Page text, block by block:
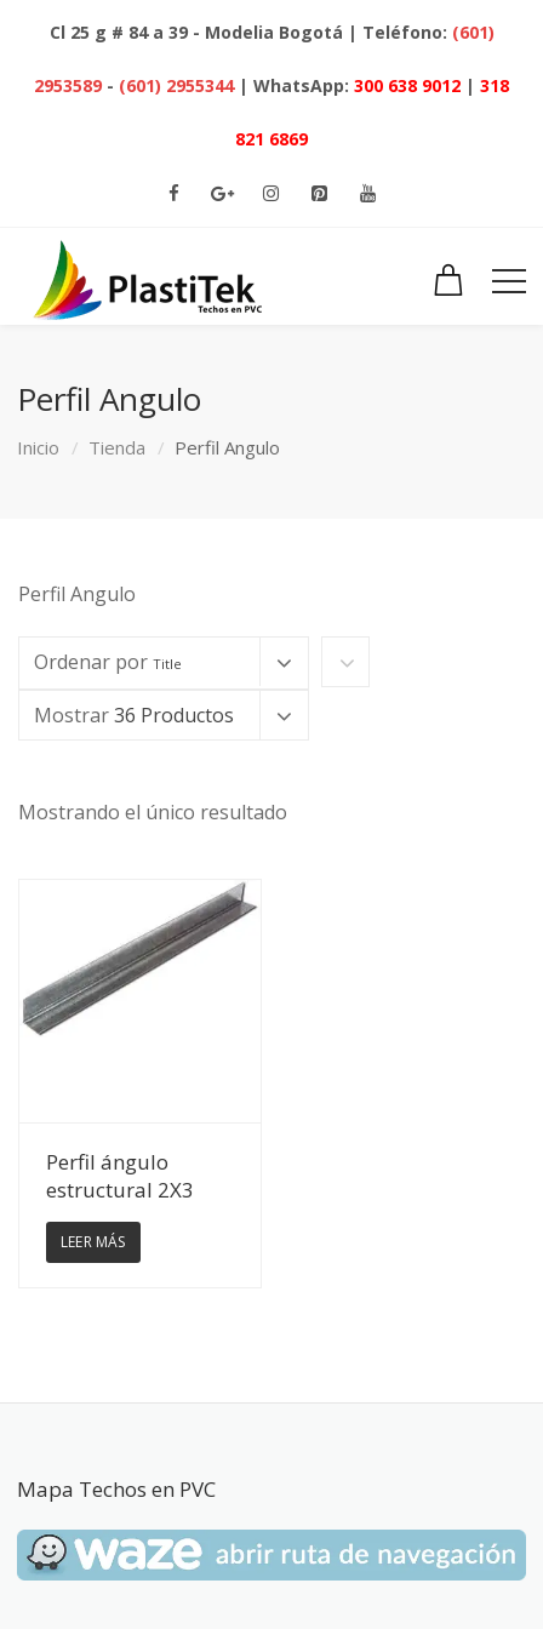
Cl 25 g # 84 a 39 - Modelia Bogotá | Teléfono: (601)
2953589 - (601) 2955344 | WhatsApp: 300 638 9012 | 318
821 6869
Perfil Angulo
Inicio Tienda Perfil Angulo
Perfil Angulo
Ordenar por Title
Mostrar36 Productos
Mostrando el único resultado
Ver Detalles
Perfil ángulo
estructural 2X3
LEER MÁS
Mapa Techos en PVC